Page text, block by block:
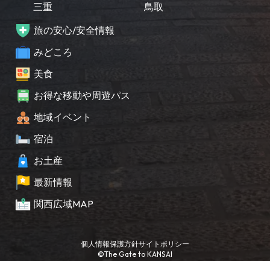
三重
鳥取
旅の安心/安全情報
みどころ
美食
お得な移動や周遊パス
地域イベント
宿泊
お土産
最新情報
関西広域MAP
©The Gate to KANSAI
個人情報保護方針サイトポリシー